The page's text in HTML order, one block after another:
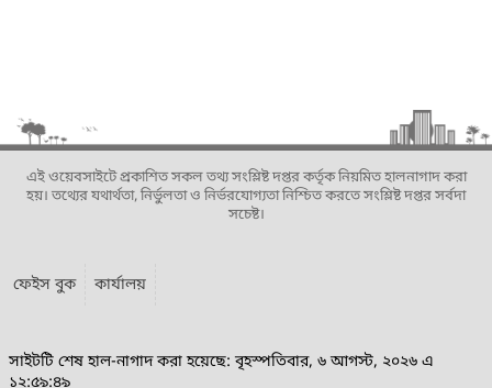
এই ওয়েবসাইটে প্রকাশিত সকল তথ্য সংশ্লিষ্ট দপ্তর কর্তৃক নিয়মিত হালনাগাদ করা
হয়। তথ্যের যথার্থতা, নির্ভুলতা ও নির্ভরযোগ্যতা নিশ্চিত করতে সংশ্লিষ্ট দপ্তর সর্বদা
সচেষ্ট।
ফেইস বুক কার্যালয়
সাইটটি শেষ হাল-নাগাদ করা হয়েছে: বৃহস্পতিবার, ৬ আগস্ট, ২০২৬ এ
১২:৫৯:৪৯